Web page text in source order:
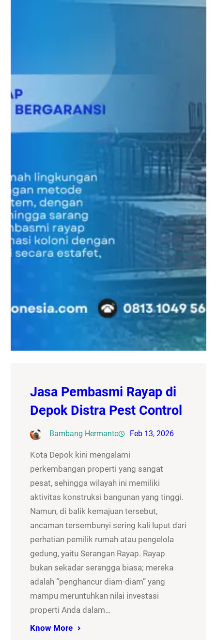
Jasa Pembasmi Rayap di
Depok Distra Pest Control
Bambang Hermanto Feb 13, 2026
Kota Depok kini mengalami
perkembangan properti yang sangat
pesat, sehingga wilayah ini memiliki
aktivitas konstruksi bangunan yang tinggi.
Namun, di balik kemajuan tersebut,
ancaman tersembunyi sering kali luput dari
perhatian pemilik rumah atau pengelola
gedung, yaitu Serangan Rayap. Rayap
bukan sekadar serangga biasa; mereka
adalah “penghancur diam-diam” yang
mampu meruntuhkan nilai investasi
properti Anda dalam…
Know More